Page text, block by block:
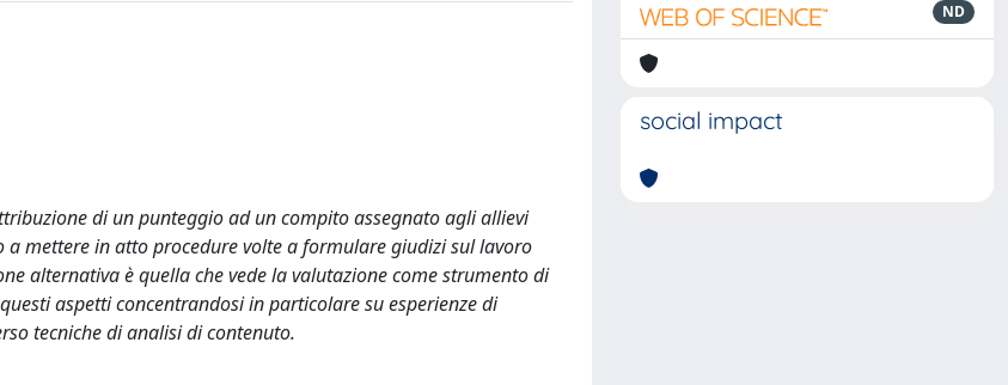
di un punteggio ad un compito assegnato agli allievi
mettere in atto procedure volte a formulare giudizi sul lavoro
alternativa è quella che vede la valutazione come strumento di
aspetti concentrandosi in particolare su esperienze di
tecniche di analisi di contenuto.
ND
social impact